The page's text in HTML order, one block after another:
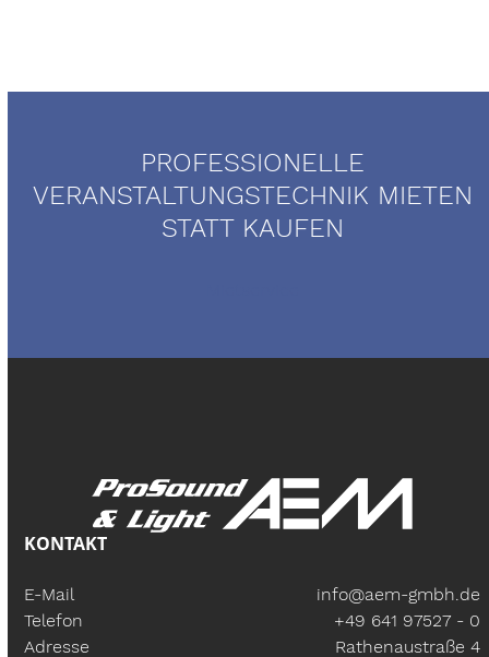
PROFESSIONELLE
VERANSTALTUNGSTECHNIK MIETEN
STATT KAUFEN
KONTAKT
E-Mail
info@aem-gmbh.de
Telefon
+49 641 97527 - 0
Adresse
Rathenaustraße 4